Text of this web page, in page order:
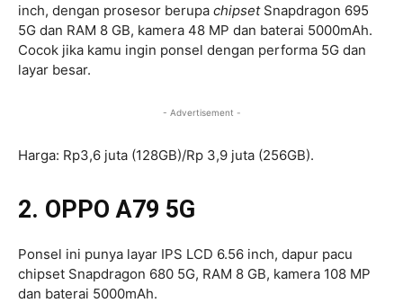
inch, dengan prosesor berupa chipsetSnapdragon 695
5G dan RAM 8 GB, kamera 48 MP dan baterai 5000mAh.
Cocok jika kamu ingin ponsel dengan performa 5G dan
layar besar.
- Advertisement -
Harga: Rp3,6 juta (128GB)/Rp 3,9 juta (256GB).
2. OPPO A79 5G
Ponsel ini punya layar IPS LCD 6.56 inch, dapur pacu
chipset Snapdragon 680 5G, RAM 8 GB, kamera 108 MP
dan baterai 5000mAh.